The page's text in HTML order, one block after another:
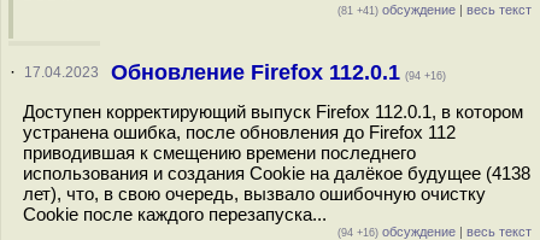
(81 +41) обсуждение | весь текст
· 17.04.2023 Обновление Firefox 112.0.1 (94 +16)
Доступен корректирующий выпуск Firefox 112.0.1, в котором
устранена ошибка, после обновления до Firefox 112
приводившая к смещению времени последнего
использования и создания Cookie на далёкое будущее (4138
лет), что, в свою очередь, вызвало ошибочную очистку
Cookie после каждого перезапуска...
(94 +16) обсуждение | весь текст